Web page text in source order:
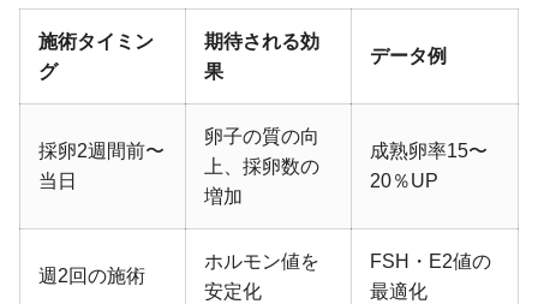
施術タイミン
グ
期待される効
果
データ例
採卵2週間前〜
当日
卵子の質の向
上、採卵数の
増加
成熟卵率15〜
20％UP
週2回の施術
ホルモン値を
安定化
FSH・E2値の
最適化